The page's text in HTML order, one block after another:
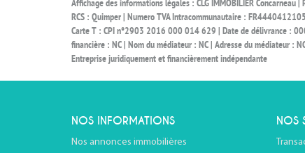
Affichage des informations légales : CLG IMMOBILIER Concarneau
RCS : Quimper | Numero TVA Intracommunautaire :
Carte T : CPI n°2903 2016 000 014 629 | Date de délivrance :
financière : NC | Nom du médiateur : NC | Adresse du médiateur :
Entreprise juridiquement et financièrement indépendante
NOS INFORMATIONS
Nos annonces immobilières
NOS